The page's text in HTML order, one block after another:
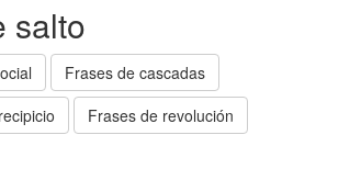
salto
Frases de cascadas
Frases de revolución